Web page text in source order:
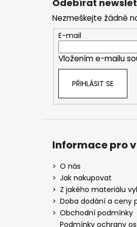
Odebírat
Nezmeškejte žádné
E-mail
Vložením e-mailu
PŘIHLÁSIT SE
Informace pro
O nás
Jak nakupovat
Z jakého materiálu
Doba dodání a ceny
Obchodní podmínky
Podmínky ochrany